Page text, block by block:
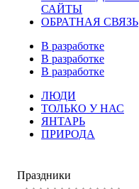
САЙТЫ
ОБРАТНАЯ СВЯЗЬ
В разработке
В разработке
В разработке
ЛЮДИ
ТОЛЬКО У НАС
ЯНТАРЬ
ПРИРОДА
Праздники